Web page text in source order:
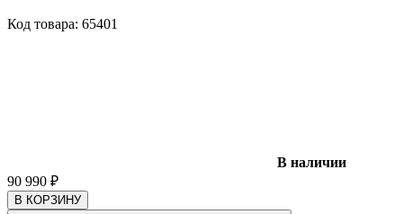
Код товара: 65401
В наличии
90 990 ₽
В КОРЗИНУ